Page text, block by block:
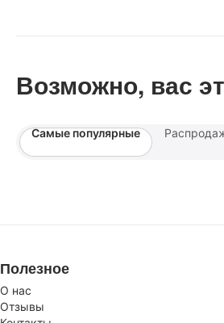
Возможно, вас
Самые популярные
Полезное
О нас
Отзывы